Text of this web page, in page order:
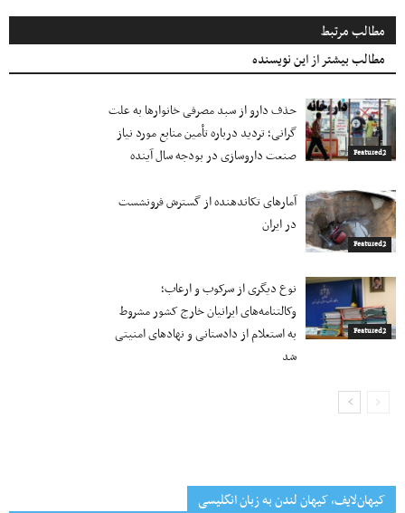
مطالب مرتبط
مطالب بیشتر از این نویسنده
Featured2
حذف دارو از سبد مصرفی خانوارها به‌ علت
گرانی؛ تردید درباره تأمین منابع مورد نیاز
صنعت داروسازی در بودجه سال آینده
Featured2
آمارهای تکاندهنده از گسترش فرونشست
در ایران
Featured2
نوع دیگری از سرکوب و ارعاب؛
وکالتنامه‌های ایرانیان خارج کشور مشروط
به استعلام از دادستانی و نهادهای امنیتی
شد
کیهان‌لایف، کیهان لندن به زبان انگلیسی